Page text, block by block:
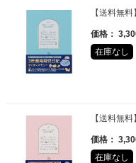
【送料無
価格：
在庫なし
【送料無
価格：
在庫なし